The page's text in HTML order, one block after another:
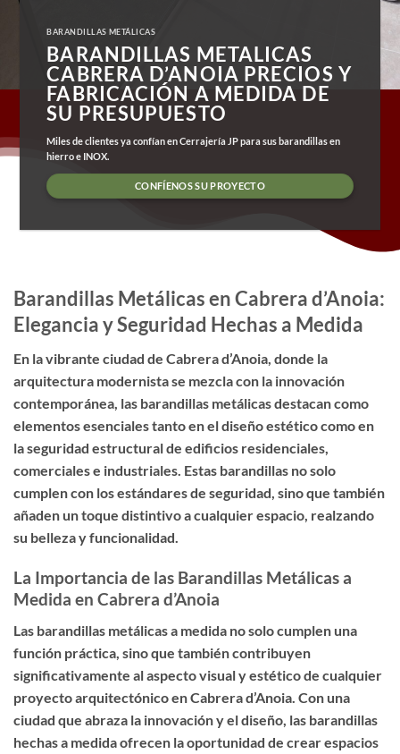
BARANDILLAS METÁLICAS
BARANDILLAS METALICAS
CABRERA D’ANOIA PRECIOS Y
FABRICACIÓN A MEDIDA DE
SU PRESUPUESTO
Miles de clientes ya confían en Cerrajería JP para sus barandillas en
hierro e INOX.
CONFÍENOS SU PROYECTO
Barandillas Metálicas en Cabrera d’Anoia:
Elegancia y Seguridad Hechas a Medida
En la vibrante ciudad de Cabrera d’Anoia, donde la
arquitectura modernista se mezcla con la innovación
contemporánea, las barandillas metálicas destacan como
elementos esenciales tanto en el diseño estético como en
la seguridad estructural de edificios residenciales,
comerciales e industriales. Estas barandillas no solo
cumplen con los estándares de seguridad, sino que también
añaden un toque distintivo a cualquier espacio, realzando
su belleza y funcionalidad.
La Importancia de las Barandillas Metálicas a
Medida en Cabrera d’Anoia
Las barandillas metálicas a medida no solo cumplen una
función práctica, sino que también contribuyen
significativamente al aspecto visual y estético de cualquier
proyecto arquitectónico en Cabrera d’Anoia. Con una
ciudad que abraza la innovación y el diseño, las barandillas
hechas a medida ofrecen la oportunidad de crear espacios